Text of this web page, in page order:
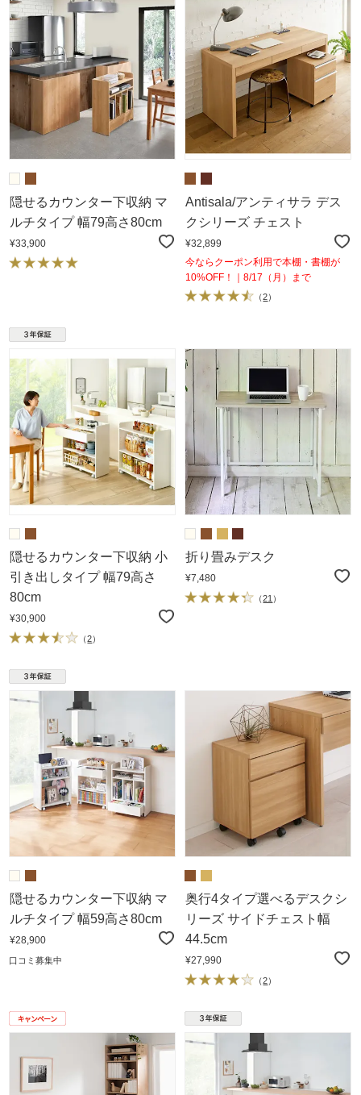
隠せるカウンター下収納 マ
ルチタイプ 幅79高さ80cm
¥33,900
Antisala/アンティサラ デス
クシリーズ チェスト
¥32,899
今ならクーポン利用で本棚・書棚が
10%OFF！｜8/17（月）まで
（2）
隠せるカウンター下収納 小
引き出しタイプ 幅79高さ
80cm
¥30,900
（2）
折り畳みデスク
¥7,480
（21 ）
隠せるカウンター下収納 マ
ルチタイプ 幅59高さ80cm
¥28,900
口コミ募集中
奥行4タイプ選べるデスクシ
リーズ サイドチェスト幅
44.5cm
¥27,990
（2）